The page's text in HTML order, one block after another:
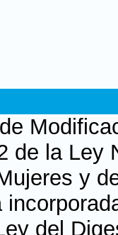
de la Ley
y
del